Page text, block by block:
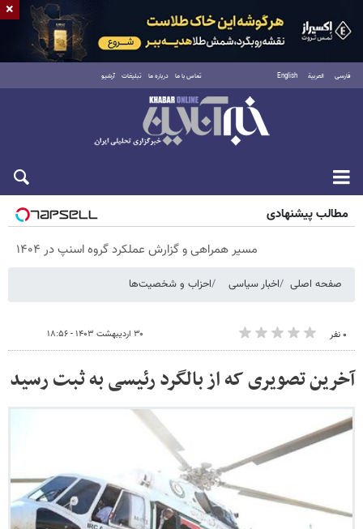
فارسی العربية English تماس با ما درباره ما تبلیغات آرشیو
پنجشنبه ۱۵ مرداد ۱۴۰۵
مطالب پیشنهادی
مسیر همراهی و گزارش عملکرد گروه اسنپ در ۱۴۰۴
صفحه اصلی اخبار سیاسی احزاب و شخصیت‌ها
۰ نفر ۳۰ اردیبهشت ۱۴۰۳ - ۱۸:۵۶
آخرین تصویری که از بالگرد رئیسی به ثبت رسید
×